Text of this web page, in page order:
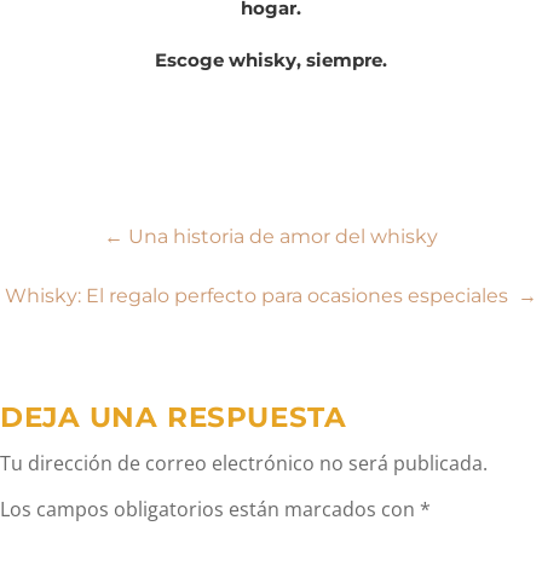
hogar.
Escoge whisky, siempre.
Navegación
de
← Una historia de amor del whisky
Whisky: El regalo perfecto para ocasiones especiales →
DEJA UNA RESPUESTA
Tu dirección de correo electrónico no será publicada.
Los campos obligatorios están marcados con *